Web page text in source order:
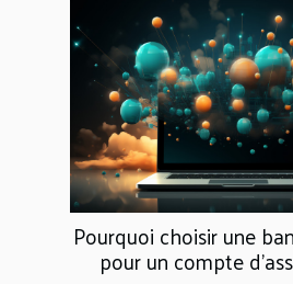
Pourquoi choisir une
pour un compte